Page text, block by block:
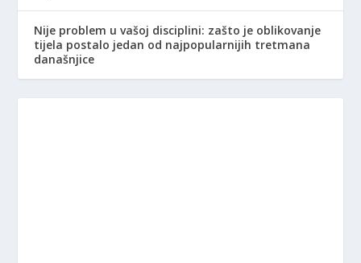
Nije problem u vašoj disciplini: zašto je oblikovanje
tijela postalo jedan od najpopularnijih tretmana
današnjice